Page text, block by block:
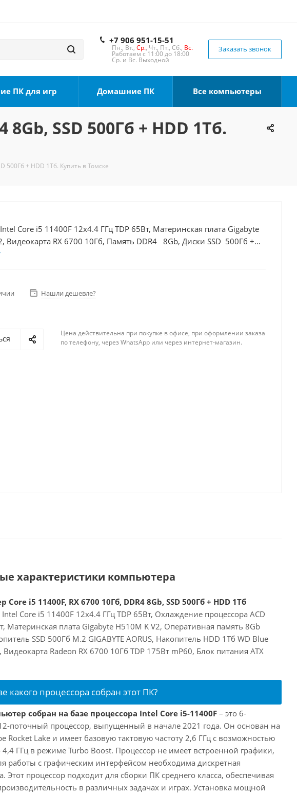
+7 906 951-15-51
Пн., Вт., Ср., Чт., Пт., Сб., Вс.
Работаем с 11:00 до 18:00
Ср. и Вс. Выходной
Заказать звонок
ПК для игр Домашние ПК Все компьютеры
SSD 500Гб + HDD 1Тб.
500Гб + HDD 1Тб. Купить в Томске
Core i5 11400F 12x4.4 ГГц TDP 65Вт, Материнская плата Gigabyte
Видеокарта RX 6700 10Гб, Память DDR4 8Gb, Диски SSD 500Гб +
600Вт
Нашли дешевле?
Цена действительна при покупке в офисе, при оформлении заказа
по телефону, через WhatsApp или через интернет-магазин.
характеристики компьютера
Core i5 11400F, RX 6700 10Гб, DDR4 8Gb, SSD 500Гб + HDD 1Тб
Core i5 11400F 12x4.4 ГГц TDP 65Вт, Охлаждение процессора ACD
Материнская плата Gigabyte H510M K V2, Оперативная память 8Gb
SSD 500Гб M.2 GIGABYTE AORUS, Накопитель HDD 1Тб WD Blue
Видеокарта Radeon RX 6700 10Гб TDP 175Вт mP60, Блок питания ATX
какого процессора собран этот ПК?
собран на базе процессора Intel Core i5-11400F – это 6-
поточный процессор, выпущенный в начале 2021 года. Он основан на
Rocket Lake и имеет базовую тактовую частоту 2,6 ГГц с возможностью
4,4 ГГц в режиме Turbo Boost. Процессор не имеет встроенной графики,
работы с графическим интерфейсом необходима дискретная
Этот процессор подходит для сборки ПК среднего класса, обеспечивая
в различных задачах и играх. Установка мощной